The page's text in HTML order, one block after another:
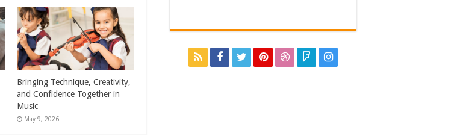
Honest Repair Service for
Major Brands and Everyday
Appliances
June 12, 2026